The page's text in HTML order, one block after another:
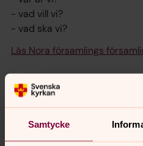
Samtycke
- vad vill vi?
- vad ska vi?
Läs Nora församlings
Senast ändrad 27 februari 2023
Synpunkter eller
innehåll?